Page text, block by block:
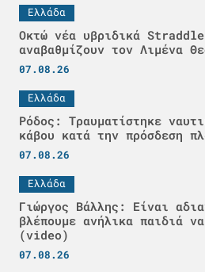
Ελλάδα
Οκτώ νέα υβριδικά
αναβαθμίζουν τον Λιμένα
07.08.26
Ελλάδα
Ρόδος: Τραυματίστηκε
κάβου κατά την πρόσδεση
07.08.26
Ελλάδα
Γιώργος Βάλλης: Είναι
βλέπουμε ανήλικα παιδιά
(video)
07.08.26